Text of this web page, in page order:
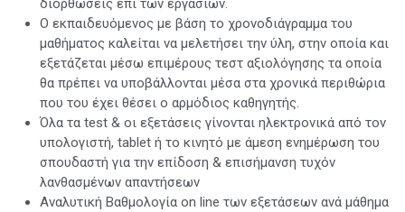
διορθώσεις επί των εργασιών.
Ο εκπαιδευόμενος με βάση το χρονοδιάγραμμα του
μαθήματος καλείται να μελετήσει την ύλη, στην οποία και
εξετάζεται μέσω επιμέρους τεστ αξιολόγησης τα οποία
θα πρέπει να υποβάλλονται μέσα στα χρονικά περιθώρια
που του έχει θέσει ο αρμόδιος καθηγητής.
Όλα τα test & οι εξετάσεις γίνονται ηλεκτρονικά από τον
υπολογιστή, tablet ή το κινητό με άμεση ενημέρωση του
σπουδαστή για την επίδοση & επισήμανση τυχόν
λανθασμένων απαντήσεων
Αναλυτική Βαθμολογία on line των εξετάσεων ανά μάθημα